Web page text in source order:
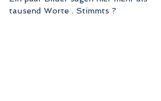
tausend Worte . Stimmts ?